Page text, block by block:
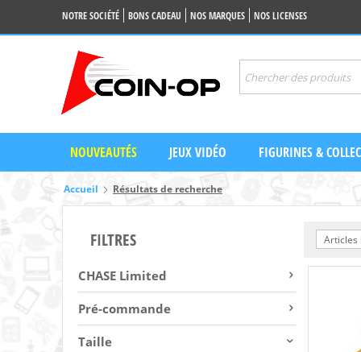
NOTRE SOCIÉTÉ BONS CADEAU NOS MARQUES NOS LICENSES
NOUVEAUTÉS JEUX VIDÉO FIGURINES &
Accueil Résultats de recherche
FILTRES
CHASE Limited
Pré-commande
Taille
Articles